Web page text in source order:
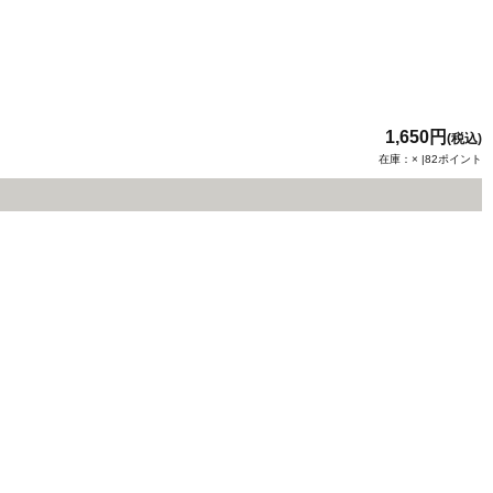
1,650円 (税込)
在庫：× |82ポイント